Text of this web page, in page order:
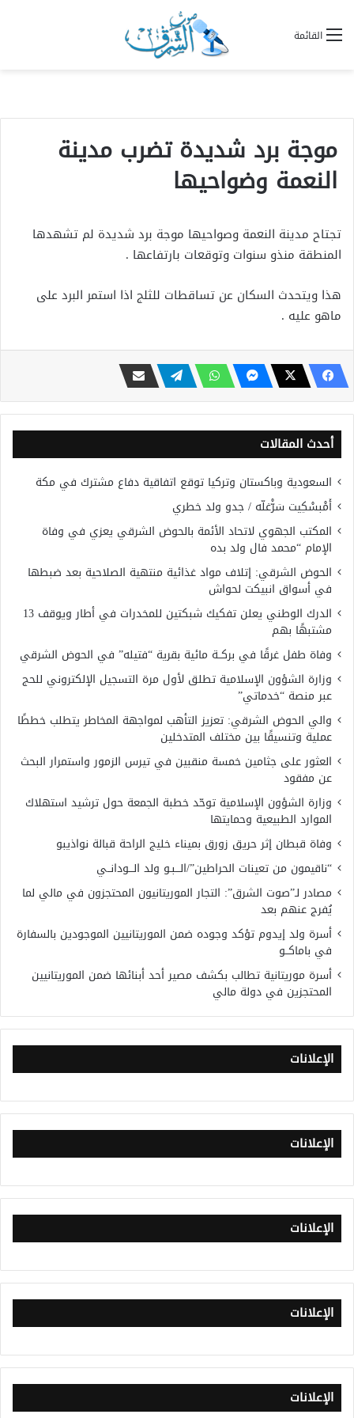
القائمة
موجة برد شديدة تضرب مدينة
النعمة وضواحيها
تجتاح مدينة النعمة وصواحيها موجة برد شديدة لم تشهدها
المنطقة منذو سنوات وتوقعات بارتفاعها .
هذا ويتحدث السكان عن تساقطات للثلج اذا استمر البرد على
ماهو عليه .
أحدث المقالات
السعودية وباكستان وتركيا توقع اتفاقية دفاع مشترك في مكة
أَمْبسْكِيت سَرّْغلّه / جدو ولد خطري
المكتب الجهوي لاتحاد الأئمة بالحوض الشرقي يعزي في وفاة
الإمام “محمد فال ولد بده
الحوض الشرقي: إتلاف مواد غذائية منتهية الصلاحية بعد ضبطها
في أسواق انبيكت لحواش
الدرك الوطني يعلن تفكيك شبكتين للمخدرات في أطار ويوقف 13
مشتبهًا بهم
وفاة طفل غرقًا في بركــة مائية بقرية “فتيله” في الحوض الشرقي
وزارة الشؤون الإسلامية تطلق لأول مرة التسجيل الإلكتروني للحج
عبر منصة “خدماتي”
والي الحوض الشرقي: تعزيز التأهب لمواجهة المخاطر يتطلب خططًا
عملية وتنسيقًا بين مختلف المتدخلين
العثور على جثامين خمسة منقبين في تيرس الزمور واستمرار البحث
عن مفقود
وزارة الشؤون الإسلامية توحّد خطبة الجمعة حول ترشيد استهلاك
الموارد الطبيعية وحمايتها
وفاة قبطان إثر حريق زورق بميناء خليج الراحة قبالة نواذيبو
“ناقيمون من تعينات الحراطين”/الـــبـو ولد الـــودانــي
مصادر لـ”صوت الشرق”: التجار الموريتانيون المحتجزون في مالي لما
يُفرج عنهم بعد
أسرة ولد إيدوم تؤكد وجوده ضمن الموريتانيين الموجودين بالسفارة
في باماكــو
أسرة موريتانية تطالب بكشف مصير أحد أبنائها ضمن الموريتانيين
المحتجزين في دولة مالي
الإعلانات
الإعلانات
الإعلانات
الإعلانات
الإعلانات